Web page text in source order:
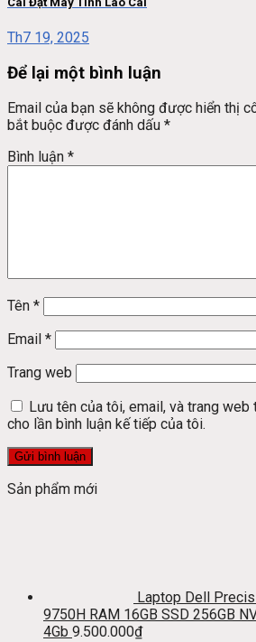
Th7 19, 2025
Để lại một bình luận
Email của bạn sẽ không được hiển thị
bắt buộc được đánh dấu *
Bình luận *
Tên *
Email *
Trang web
Lưu tên của tôi, email, và trang web
cho lần bình luận kế tiếp của tôi.
Sản phẩm mới
Laptop Dell
9750H RAM 16GB SSD 256GB
4Gb 9.500.000₫